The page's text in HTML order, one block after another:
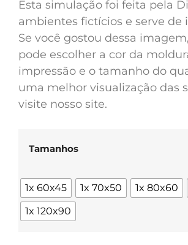
Esta simulação foi feita pela
ambientes fictícios e serve de
Se você gostou dessa
pode escolher a cor da
impressão e o tamanho do
uma melhor visualização das
visite nosso site.
Tamanhos
1x 60x45 1x 70x50 1x 80x60
1x 120x90